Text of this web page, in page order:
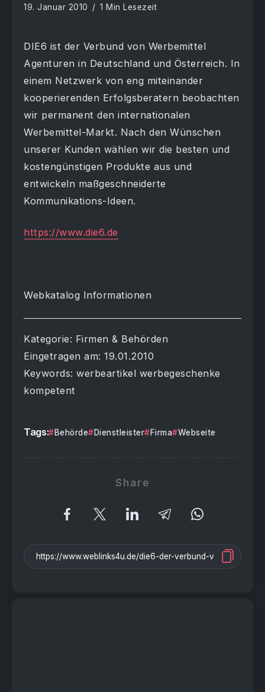
19. Januar 2010 1 Min Lesezeit
DIE6 ist der Verbund von Werbemittel
Agenturen in Deutschland und Österreich. In
einem Netzwerk von eng miteinander
kooperierenden Erfolgsberatern beobachten
wir permanent den internationalen
Werbemittel-Markt. Nach den Wünschen
unserer Kunden wählen wir die besten und
kostengünstigen Produkte aus und
entwickeln maßgeschneiderte
Kommunikations-Ideen.
https://www.die6.de
Webkatalog Informationen
Kategorie: Firmen & Behörden
Eingetragen am: 19.01.2010
Keywords: werbeartikel werbegeschenke
kompetent
Tags: Behörde Dienstleister Firma Webseite
Share